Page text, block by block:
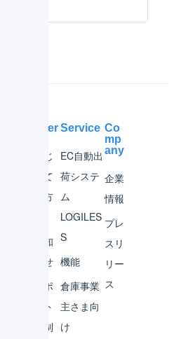
Help Center
はじ
めて
の方
お知
らせ
サポ
ート
体制
Service
EC自動出
荷システ
ム
LOGILES
S
機能
倉庫事業
主さま向
け
Co
mp
any
企業
情報
プレ
スリ
リー
ス